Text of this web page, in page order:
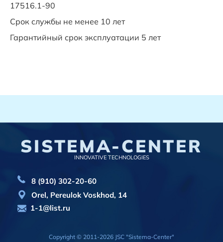
17516.1-90
Срок службы не менее 10 лет
Гарантийный срок эксплуатации 5 лет
SISTEMA-CENTER
INNOVATIVE TECHNOLOGIES
8 (910) 302-20-60
Orel, Pereulok Voskhod, 14
1-1@list.ru
Copyright © 2011-2026 JSC "Sistema-Center"